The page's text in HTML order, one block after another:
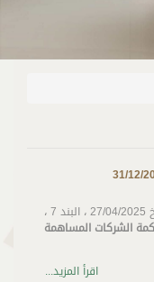
بالإشارة الى دعوة اجتماع الهيئة العامة بتاريخ 27/04/2025 ، البند 7 ،
حوكمة الشركات المساهمة
اقرأ المزيد...